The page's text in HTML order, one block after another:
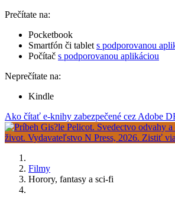
Prečítate na:
Pocketbook
Smartfón či tablet s podporovanou
Počítač s podporovanou aplikáciou
Neprečítate na:
Kindle
Ako čítať e-knihy zabezpečené cez Adobe
Filmy
Horory, fantasy a sci-fi